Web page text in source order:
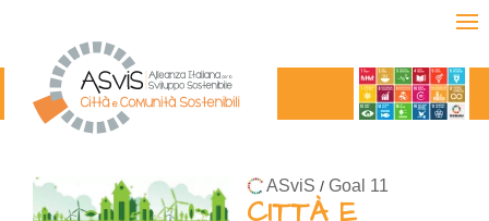
ASviS / Goal 11
CITTÀ E